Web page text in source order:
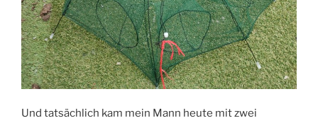
Und tatsächlich kam mein Mann heute mit zwei